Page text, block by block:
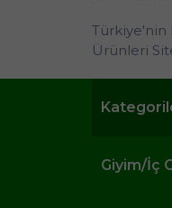
Türkiye'nin
Ürünleri
Giyim/İç